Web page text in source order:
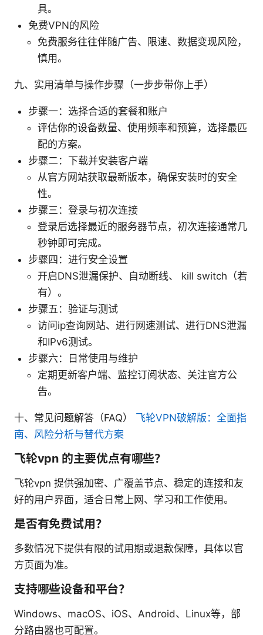
具。
免费VPN的风险
免费服务往往伴随广告、限速、数据变现风险，
慎用。
九、实用清单与操作步骤（一步步带你上手）
步骤一：选择合适的套餐和账户
评估你的设备数量、使用频率和预算，选择最匹
配的方案。
步骤二：下载并安装客户端
从官方网站获取最新版本，确保安装时的安全
性。
步骤三：登录与初次连接
登录后选择最近的服务器节点，初次连接通常几
秒钟即可完成。
步骤四：进行安全设置
开启DNS泄漏保护、自动断线、 kill switch（若
有）。
步骤五：验证与测试
访问ip查询网站、进行网速测试、进行DNS泄漏
和IPv6测试。
步骤六：日常使用与维护
定期更新客户端、监控订阅状态、关注官方公
告。
十、常见问题解答（FAQ） 飞轮VPN破解版：全面指
南、风险分析与替代方案
飞轮vpn 的主要优点有哪些？
飞轮vpn 提供强加密、广覆盖节点、稳定的连接和友
好的用户界面，适合日常上网、学习和工作使用。
是否有免费试用？
多数情况下提供有限的试用期或退款保障，具体以官
方页面为准。
支持哪些设备和平台？
Windows、macOS、iOS、Android、Linux等，部
分路由器也可配置。